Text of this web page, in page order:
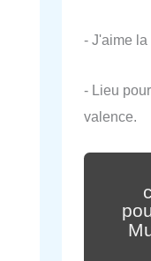
- J'aime
- Lieu
valence.